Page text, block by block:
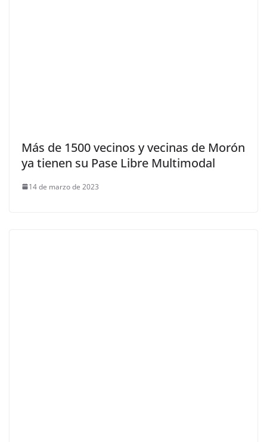
Más de 1500 vecinos y vecinas de Morón
ya tienen su Pase Libre Multimodal
14 de marzo de 2023